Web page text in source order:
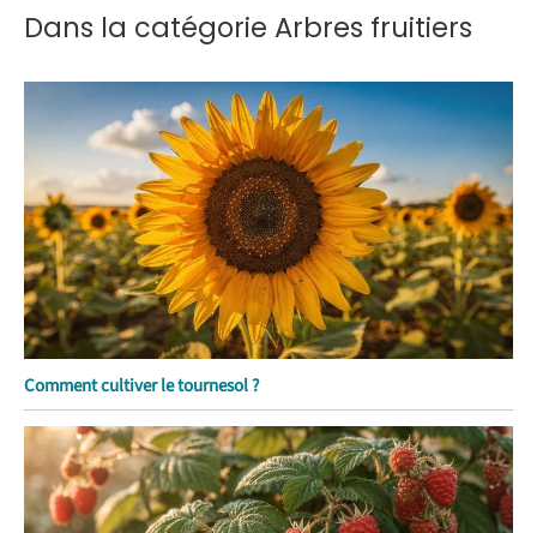
Dans la catégorie Arbres fruitiers
Comment cultiver le tournesol ?